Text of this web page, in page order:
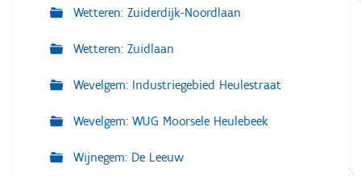
Wetteren: Zuiderdijk-Noordlaan
Wetteren: Zuidlaan
Wevelgem: Industriegebied Heulestraat
Wevelgem: WUG Moorsele Heulebeek
Wijnegem: De Leeuw